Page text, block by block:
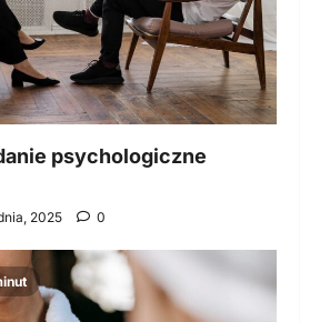
psychologiczne
2025 0